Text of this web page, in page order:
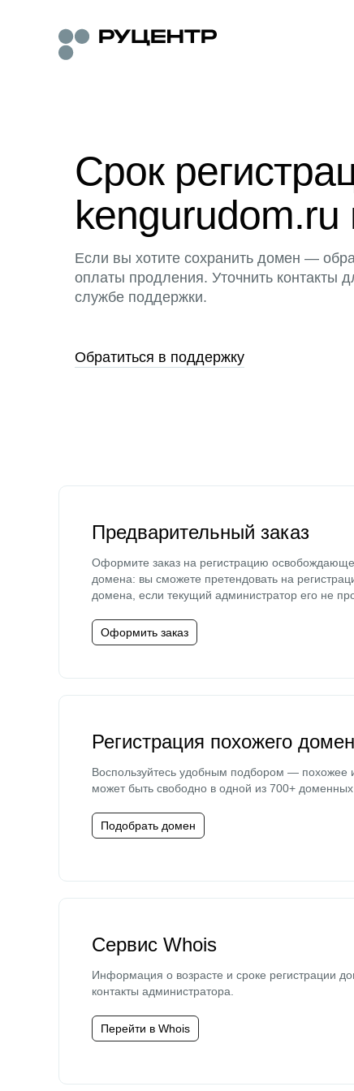
Срок
kengurudom.ru
Если вы хотите сохранить домен —
оплаты продления. Уточнить контакты
службе поддержки.
Обратиться в поддержку
Предварительный заказ
Оформите заказ на регистрацию
домена: вы сможете претендовать на
домена, если текущий администратор его не
Оформить заказ
Регистрация похожего
Воспользуйтесь удобным подбором — похожее
может быть свободно в одной из 700+ доменных
Подобрать домен
Сервис Whois
Информация о возрасте и сроке регистрации
контакты администратора.
Перейти в Whois